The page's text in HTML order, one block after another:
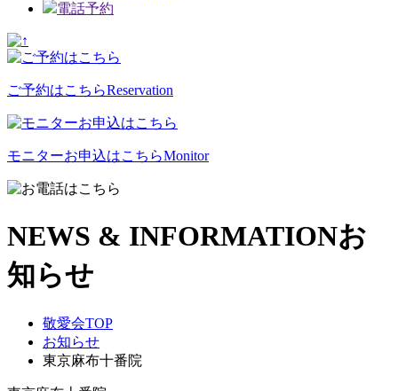
電話予約
ご予約はこちらReservation
モニターお申込はこちらMonitor
NEWS & INFORMATIONお
知らせ
敬愛会TOP
お知らせ
東京麻布十番院